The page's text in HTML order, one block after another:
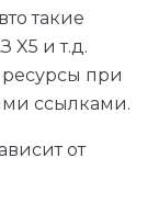
такие
X5 и т.д.
при
ссылками.
от